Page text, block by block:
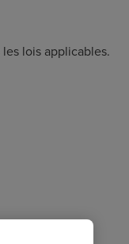
lois applicables.